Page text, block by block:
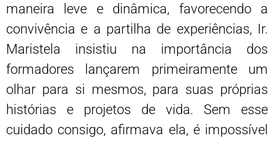
maneira leve e dinâmica, favorecendo a
convivência e a partilha de experiências, Ir.
Maristela insistiu na importância dos
formadores lançarem primeiramente um
olhar para si mesmos, para suas próprias
histórias e projetos de vida. Sem esse
cuidado consigo, afirmava ela, é impossível